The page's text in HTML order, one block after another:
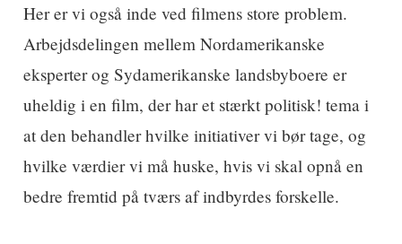
Her er vi også inde ved filmens store problem.
Arbejdsdelingen mellem Nordamerikanske
eksperter og Sydamerikanske landsbyboere er
uheldig i en film, der har et stærkt politisk! tema i
at den behandler hvilke initiativer vi bør tage, og
hvilke værdier vi må huske, hvis vi skal opnå en
bedre fremtid på tværs af indbyrdes forskelle.